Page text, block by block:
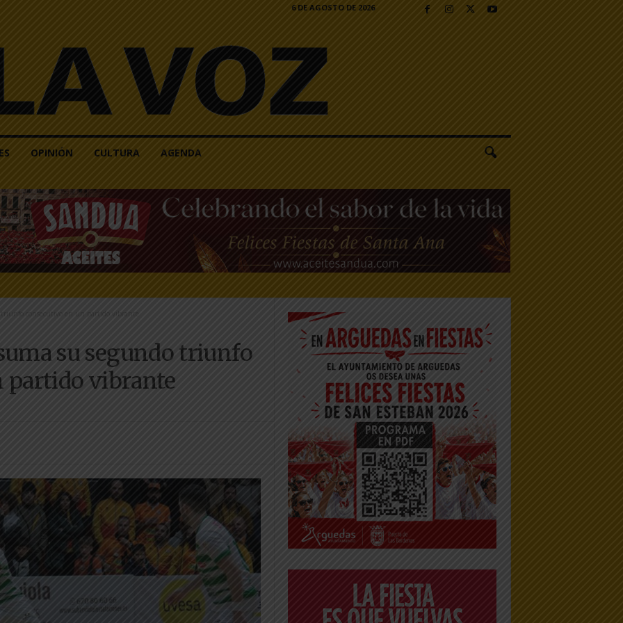
6 DE AGOSTO DE 2026
OPINIÓN CULTURA AGENDA
triunfo consecutivo en un partido vibrante
su segundo triunfo
partido vibrante